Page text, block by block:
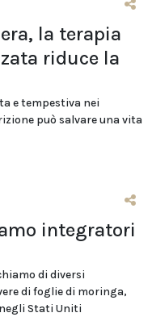
la terapia
riduce la
e tempestiva nei
può salvare una vita
integratori
di diversi
di foglie di moringa,
Stati Uniti